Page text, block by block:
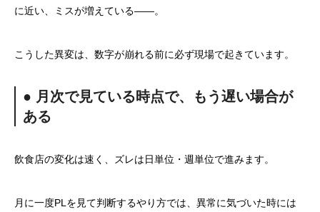
に近い、ミスが増えている――。
こうした異変は、数字が崩れる前に必ず現場で起きています。
● 月次で見ている時点で、もう遅い場合が
ある
飲食店の変化は速く、ズレは日単位・週単位で進みます。
月に一度PLを見て判断するやり方では、異常に気づいた時には